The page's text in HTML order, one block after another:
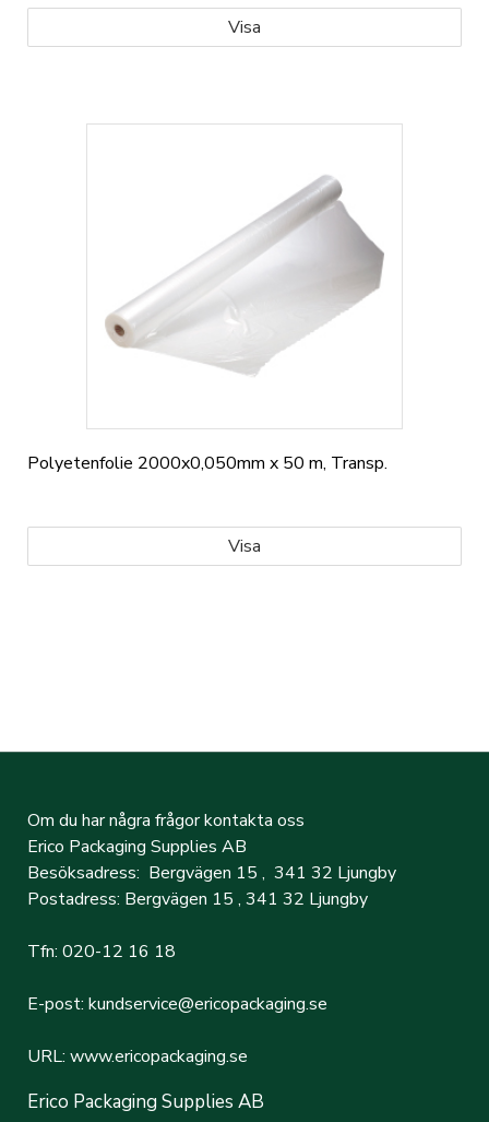
Visa
Polyetenfolie 2000x0,050mm x 50 m, Transp.
Visa
Om du har några frågor kontakta oss
Erico Packaging Supplies AB
Besöksadress: Bergvägen 15 , 341 32 Ljungby
Postadress: Bergvägen 15 , 341 32 Ljungby
Tfn: 020-12 16 18
E-post: kundservice@ericopackaging.se
URL: www.ericopackaging.se
Erico Packaging Supplies AB